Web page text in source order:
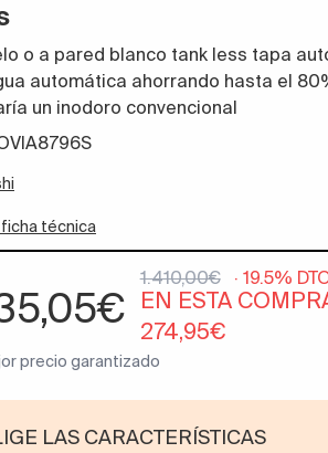
o a pared blanco tank less tapa
automática ahorrando hasta el
un inodoro convencional
ficha técnica
1.410,00€ · 19.5%
EN ESTA
274,95€
precio garantizado
LAS CARACTERÍSTICAS